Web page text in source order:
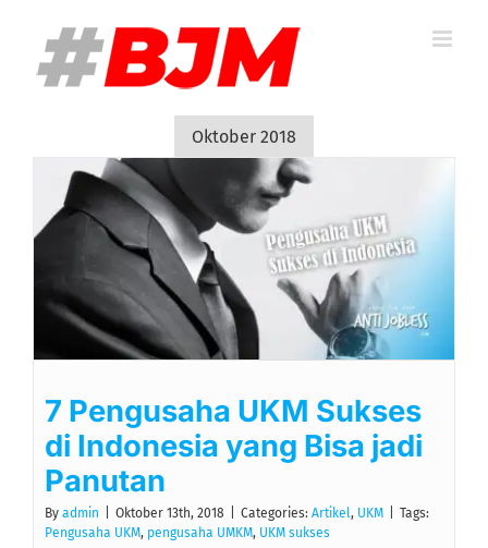
content
Oktober 2018
7 Pengusaha UKM Sukses
di Indonesia yang Bisa jadi
Panutan
By admin Oktober 13th, 2018 Categories: Artikel, UKM
Tags:
Pengusaha UKM, pengusaha UMKM, UKM sukses